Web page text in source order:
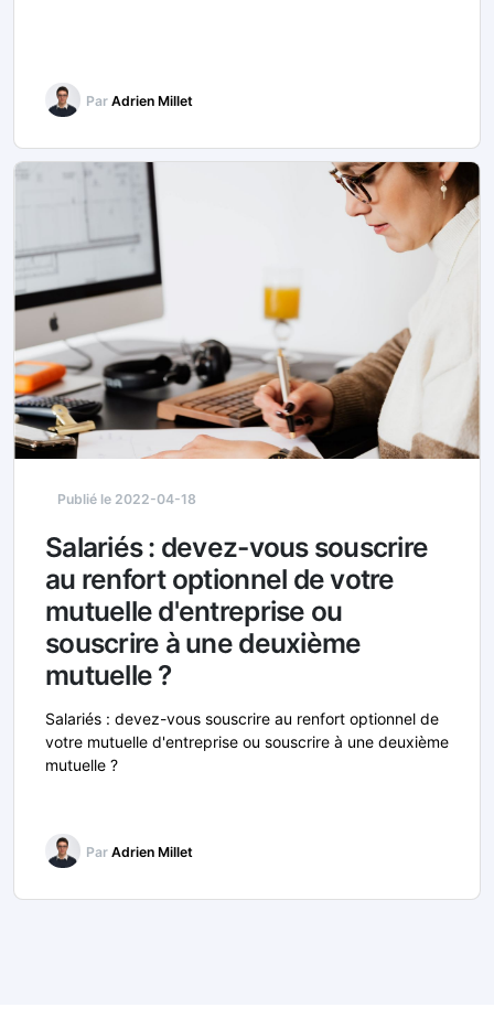
Par Adrien Millet
Publié le 2022-04-18
Salariés : devez-vous souscrire
au renfort optionnel de votre
mutuelle d'entreprise ou
souscrire à une deuxième
mutuelle ?
Salariés : devez-vous souscrire au renfort optionnel de
votre mutuelle d'entreprise ou souscrire à une deuxième
mutuelle ?
Par Adrien Millet